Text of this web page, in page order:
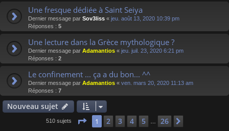
Une fresque dédiée à Saint Seiya
Dernier message par Sov3liss « jeu. août 13, 2020 10:39 pm
Réponses : 5
Une lecture dans la Grèce mythologique ?
Dernier message par Adamantios « jeu. juil. 23, 2020 6:21 pm
Réponses : 2
Le confinement ... ça a du bon... ^^
Dernier message par Adamantios « ven. mars 20, 2020 11:13 am
Réponses : 7
Nouveau sujet
510 sujets Page 1sur 26
1 2 3 4 5 26